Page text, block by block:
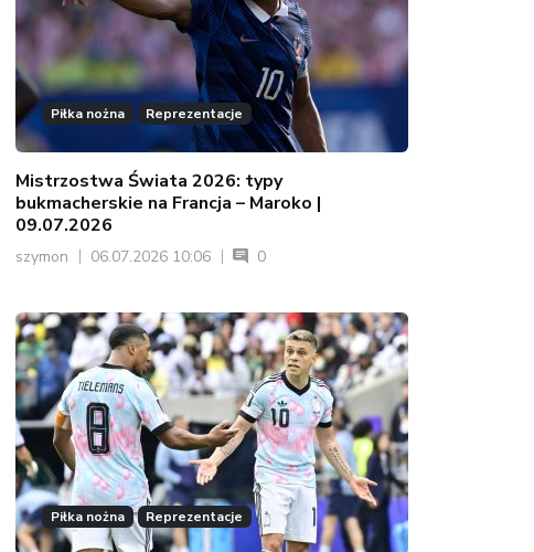
Piłka nożna Reprezentacje
Mistrzostwa Świata 2026: typy
bukmacherskie na Francja – Maroko |
09.07.2026
szymon 06.07.2026 10:06 0
Piłka nożna Reprezentacje